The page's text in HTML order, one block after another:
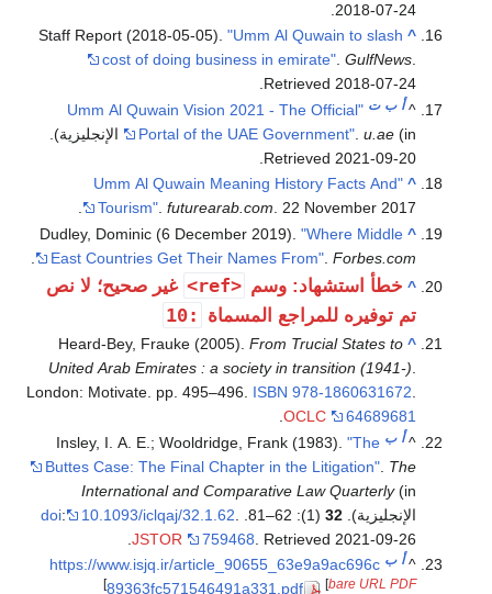
2018-07-24
^
Staff Report (2018-05-05)."Umm Al Quwain to slash
cost of doing business in emirate".GulfNews.
Retrieved2018-07-24
.
^أ ب ت
"Umm Al Quwain Vision 2021 - The Official
Portal of the UAE Government" .u.ae (in الإنجليزية)
.
Retrieved 2021-09-20
^
"Umm Al Quwain Meaning History Facts And
Tourism" .futurearab.com . 22 November 2017.
^
Dudley, Dominic (6 December 2019)."Where Middle
East Countries Get Their Names From" .Forbes.com
^ خطأ استشهاد: وسم <ref>
غير صحيح؛ لا نص
تم توفيره للمراجع المسماة
:10
^
Heard-Bey, Frauke (2005).From Trucial States to
United Arab Emirates : a society in transition (1941-).
London: Motivate. pp. 495–496. ISBN 978-1860631672.
OCLC
64689681
.
^أ ب Insley, I. A. E.; Wooldridge, Frank (1983)."The
Buttes Case: The Final Chapter in the Litigation" The
International and Comparative Law Quarterly(in
الإنجليزية). 32
(1): 62–81.
doi: 10.1093/iclqaj/32.1.62
JSTOR
759468 . Retrieved 2021-09-26
.
^أ ب https://www.isjq.ir/article_90655_63e9a9ac696c
89363fc571546491a331.pdf
[bare URL PDF
]